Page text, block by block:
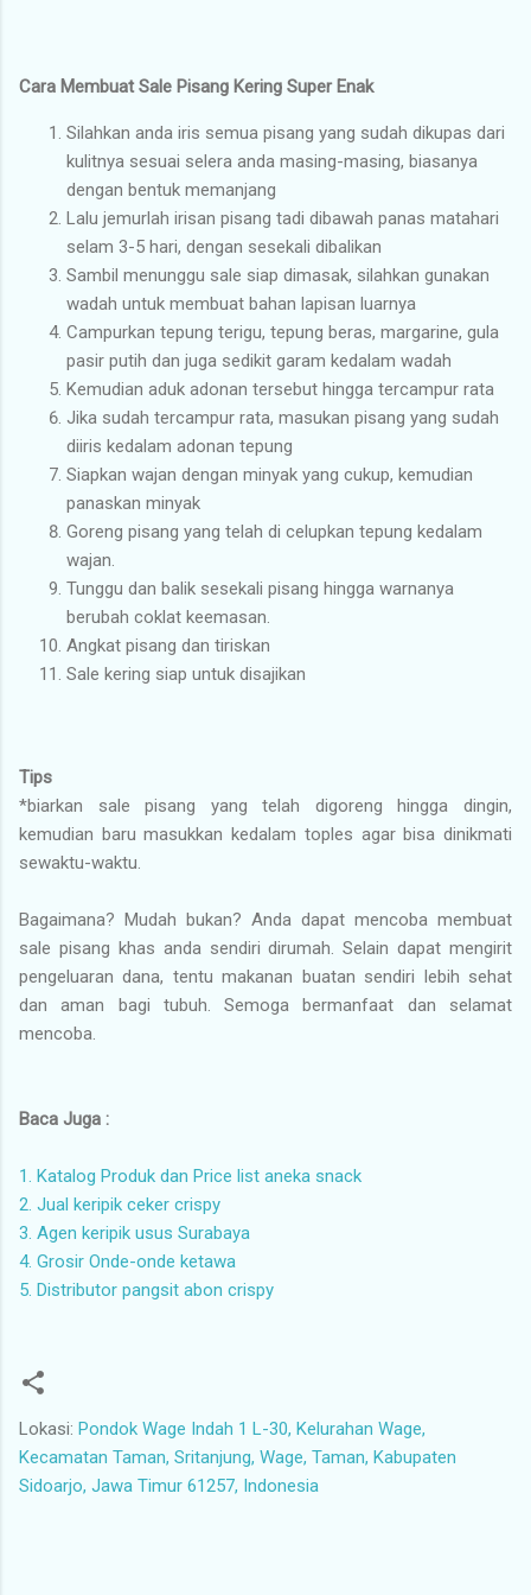
Cara Membuat Sale Pisang Kering Super Enak
Silahkan anda iris semua pisang yang sudah dikupas dari
kulitnya sesuai selera anda masing-masing, biasanya
dengan bentuk memanjang
Lalu jemurlah irisan pisang tadi dibawah panas matahari
selam 3-5 hari, dengan sesekali dibalikan
Sambil menunggu sale siap dimasak, silahkan gunakan
wadah untuk membuat bahan lapisan luarnya
Campurkan tepung terigu, tepung beras, margarine, gula
pasir putih dan juga sedikit garam kedalam wadah
Kemudian aduk adonan tersebut hingga tercampur rata
Jika sudah tercampur rata, masukan pisang yang sudah
diiris kedalam adonan tepung
Siapkan wajan dengan minyak yang cukup, kemudian
panaskan minyak
Goreng pisang yang telah di celupkan tepung kedalam
wajan.
Tunggu dan balik sesekali pisang hingga warnanya
berubah coklat keemasan.
Angkat pisang dan tiriskan
Sale kering siap untuk disajikan
Tips
*biarkan sale pisang yang telah digoreng hingga dingin,
kemudian baru masukkan kedalam toples agar bisa dinikmati
sewaktu-waktu.
Bagaimana? Mudah bukan? Anda dapat mencoba membuat
sale pisang khas anda sendiri dirumah. Selain dapat mengirit
pengeluaran dana, tentu makanan buatan sendiri lebih sehat
dan aman bagi tubuh. Semoga bermanfaat dan selamat
mencoba.
Baca Juga :
1. Katalog Produk dan Price list aneka snack
2. Jual keripik ceker crispy
3. Agen keripik usus Surabaya
4. Grosir Onde-onde ketawa
5. Distributor pangsit abon crispy
Lokasi: Pondok Wage Indah 1 L-30, Kelurahan Wage,
Kecamatan Taman, Sritanjung, Wage, Taman, Kabupaten
Sidoarjo, Jawa Timur 61257, Indonesia